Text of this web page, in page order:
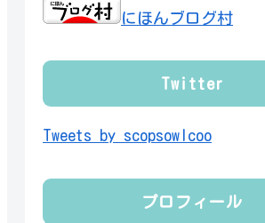
にほんブログ村
Twitter
Tweets by scopsowlcoo
プロフィール